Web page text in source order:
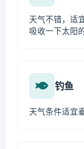
天气不错，适
吸收一下太阳
钓鱼
天气条件适宜